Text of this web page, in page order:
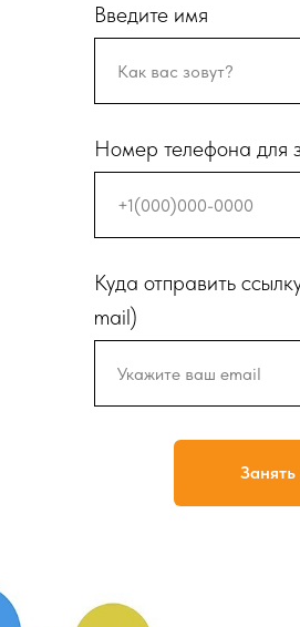
Введите имя
Номер телефона для
Куда отправить
mail)